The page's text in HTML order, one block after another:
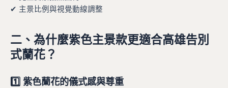
✔ 主景比例與視覺動線調整
二、為什麼紫色主景款更適合高雄告別
式蘭花？
1️⃣ 紫色蘭花的儀式感與尊重